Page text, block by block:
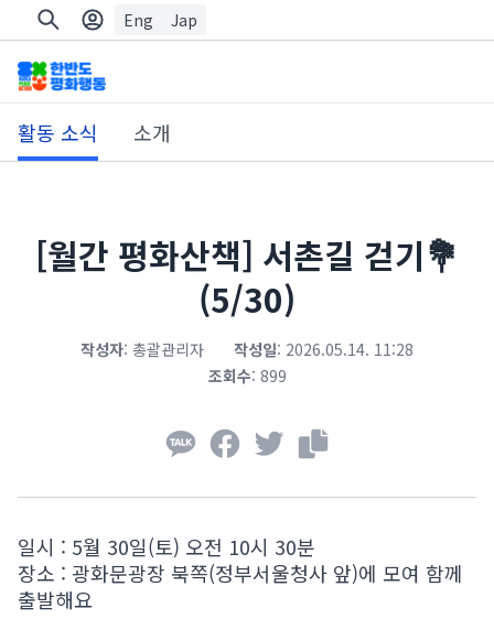
Eng Jap
활동 소식 소개
[월간 평화산책] 서촌길 걷기💐
(5/30)
작성자: 총괄관리자 작성일: 2026.05.14. 11:28
조회수: 899
일시 : 5월 30일(토) 오전 10시 30분
장소 : 광화문광장 북쪽(정부서울청사 앞)에 모여 함께
출발해요